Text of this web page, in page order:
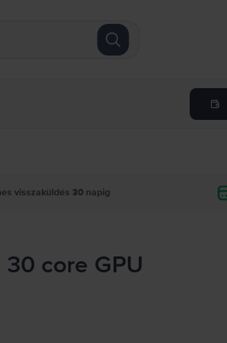
visszaküldés 30 napig
core GPU